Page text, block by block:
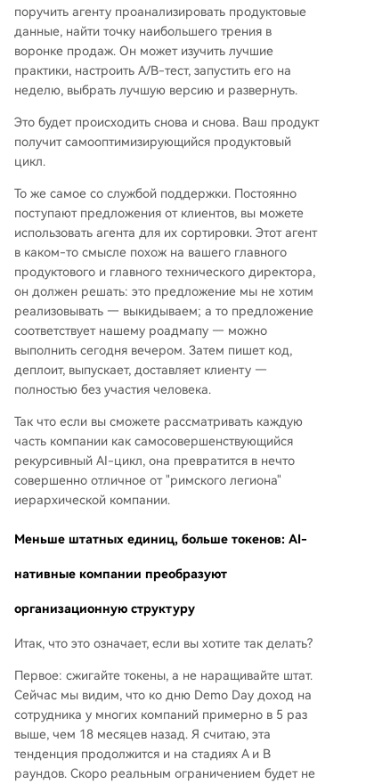
поручить агенту проанализировать продуктовые
данные, найти точку наибольшего трения в
воронке продаж. Он может изучить лучшие
практики, настроить A/B-тест, запустить его на
неделю, выбрать лучшую версию и развернуть.
Это будет происходить снова и снова. Ваш продукт
получит самооптимизирующийся продуктовый
цикл.
То же самое со службой поддержки. Постоянно
поступают предложения от клиентов, вы можете
использовать агента для их сортировки. Этот агент
в каком-то смысле похож на вашего главного
продуктового и главного технического директора,
он должен решать: это предложение мы не хотим
реализовывать — выкидываем; а то предложение
соответствует нашему роадмапу — можно
выполнить сегодня вечером. Затем пишет код,
деплоит, выпускает, доставляет клиенту —
полностью без участия человека.
Так что если вы сможете рассматривать каждую
часть компании как самосовершенствующийся
рекурсивный AI-цикл, она превратится в нечто
совершенно отличное от "римского легиона"
иерархической компании.
Меньше штатных единиц, больше токенов: AI-
нативные компании преобразуют
организационную структуру
Итак, что это означает, если вы хотите так делать?
Первое: сжигайте токены, а не наращивайте штат.
Сейчас мы видим, что ко дню Demo Day доход на
сотрудника у многих компаний примерно в 5 раз
выше, чем 18 месяцев назад. Я считаю, эта
тенденция продолжится и на стадиях A и B
раундов. Скоро реальным ограничением будет не